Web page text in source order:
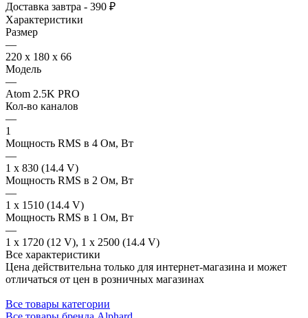
Доставка завтра - 390 ₽
Характеристики
Размер
—
220 x 180 x 66
Модель
—
Atom 2.5K PRO
Кол-во каналов
—
1
Мощность RMS в 4 Ом, Вт
—
1 x 830 (14.4 V)
Мощность RMS в 2 Ом, Вт
—
1 x 1510 (14.4 V)
Мощность RMS в 1 Ом, Вт
—
1 x 1720 (12 V), 1 x 2500 (14.4 V)
Все характеристики
Цена действительна только для интернет-магазина и может
отличаться от цен в розничных магазинах
Все товары категории